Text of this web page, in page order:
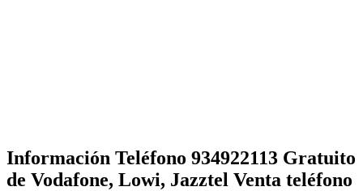
Información Teléfono 934922113 Gratuito
de Vodafone, Lowi, Jazztel Venta teléfono